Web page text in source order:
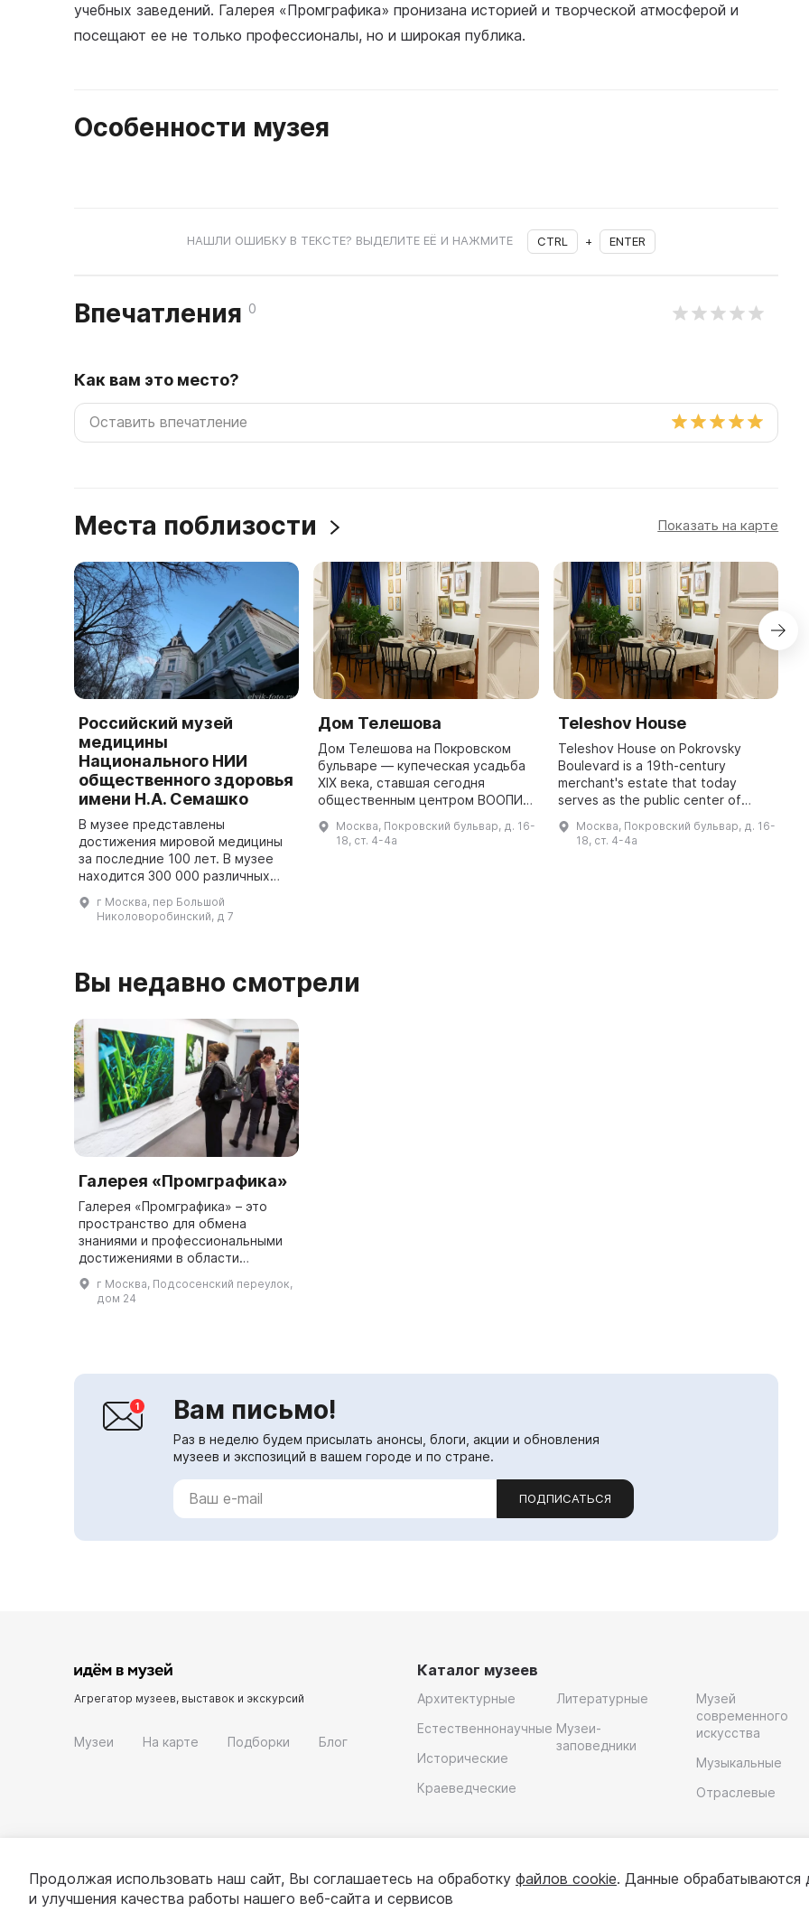
учебных заведений. Галерея «Промграфика» пронизана историей и творческой атмосферой и
посещают ее не только профессионалы, но и широкая публика.
Особенности музея
НАШЛИ ОШИБКУ В ТЕКСТЕ? ВЫДЕЛИТЕ ЕЁ И НАЖМИТЕ CTRL + ENTER
Впечатления 0
Как вам это место?
Места поблизости Показать на карте
Российский музей
медицины
Национального НИИ
общественного здоровья
имени Н.А. Семашко
В музее представлены
достижения мировой медицины
за последние 100 лет. В музее
находится 300 000 различных
журналы операций, медицинские
инструменты и оборудование
г Москва, пер Большой
Николоворобинский, д 7
Дом Телешова
Дом Телешова на Покровском
бульваре — купеческая усадьба
XIX века, ставшая сегодня
общественным центром ВООПИК
наследия. Здесь проходят
лекции, выставки, спектакли и
Москва, Покровский бульвар, д. 16-
18, ст. 4-4а
Teleshov House
Teleshov House on Pokrovsky
Boulevard is a 19th-century
merchant's estate that today
serves as the public center of
cultural heritage. It hosts lectures,
Москва, Покровский бульвар, д. 16-
18, ст. 4-4а
Вы недавно смотрели
Галерея «Промграфика»
Галерея «Промграфика» – это
пространство для обмена
знаниями и профессиональными
достижениями в области
графического дизайна и
современной культуры. Здесь
представлены работы
г Москва, Подсосенский переулок,
дом 24
Вам письмо!
Раз в неделю будем присылать анонсы, блоги, акции и обновления
музеев и экспозиций в вашем городе и по стране.
ПОДПИСАТЬСЯ
Агрегатор музеев, выставок и экскурсий
Музеи На карте Подборки Блог
Каталог музеев
Архитектурные
Естественнонаучные
Исторические
Краеведческие
Литературные
Музеи-
заповедники
Музей
современного
искусства
Музыкальные
Отраслевые
Продолжая использовать наш сайт, Вы соглашаетесь на обработку файлов cookie. Данные обрабатываются
и улучшения качества работы нашего веб-сайта и сервисов